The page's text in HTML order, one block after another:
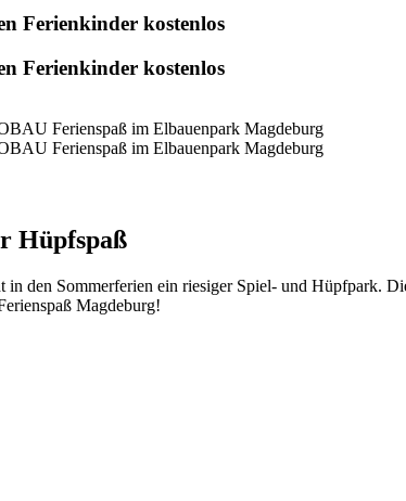
Ferienkinder kostenlos
Ferienkinder kostenlos
Hüpfspaß
den Sommerferien ein riesiger Spiel- und Hüpfpark.
Magdeburg!